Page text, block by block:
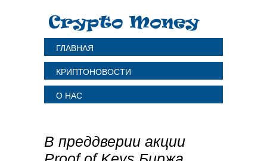
ГЛАВНАЯ
КРИПТОНОВОСТИ
О НАС
В преддверии акции